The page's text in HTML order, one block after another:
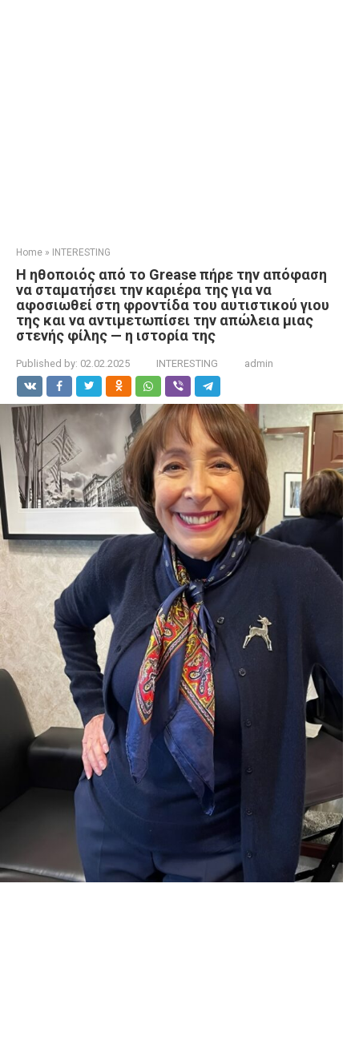
Home » INTERESTING
Η ηθοποιός από το Grease πήρε την απόφαση
να σταματήσει την καριέρα της για να
αφοσιωθεί στη φροντίδα του αυτιστικού γιου
της και να αντιμετωπίσει την απώλεια μιας
στενής φίλης — η ιστορία της
Published by: 02.02.2025 INTERESTING admin